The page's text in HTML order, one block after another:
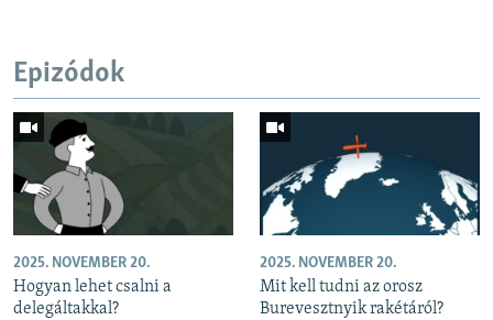
Epizódok
2025. NOVEMBER 20.
Hogyan lehet csalni a
delegáltakkal?
2025. NOVEMBER 20.
Mit kell tudni az orosz
Burevesztnyik rakétáról?